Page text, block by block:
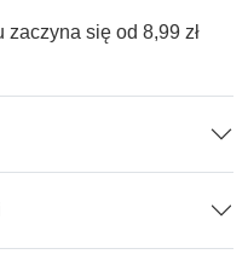
zaczyna się od 8,99 zł